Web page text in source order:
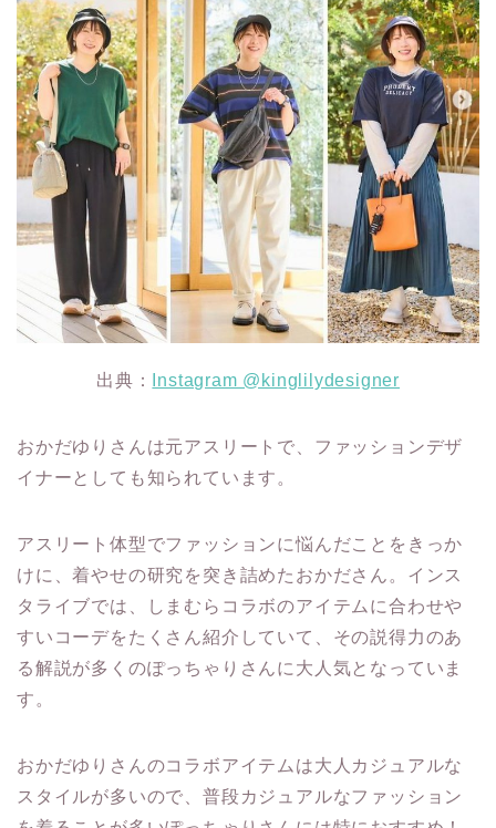
出典： Instagram @kinglilydesigner
おかだゆりさんは元アスリートで、ファッションデザ
イナーとしても知られています。
アスリート体型でファッションに悩んだことをきっか
けに、着やせの研究を突き詰めたおかださん。インス
タライブでは、しまむらコラボのアイテムに合わせや
すいコーデをたくさん紹介していて、その説得力のあ
る解説が多くのぽっちゃりさんに大人気となっていま
す。
おかだゆりさんのコラボアイテムは大人カジュアルな
スタイルが多いので、普段カジュアルなファッション